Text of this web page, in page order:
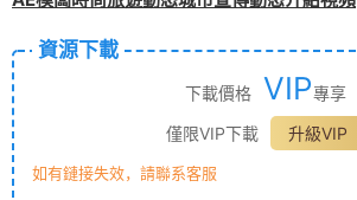
資源下載
下載價格 VIP專享
僅限VIP下載
升級VIP
如有鏈接失效，請聯系客服